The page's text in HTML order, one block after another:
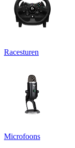
Racesturen
Microfoons